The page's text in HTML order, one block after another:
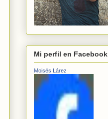
Mi perfil en Facebook
Moisés Lárez